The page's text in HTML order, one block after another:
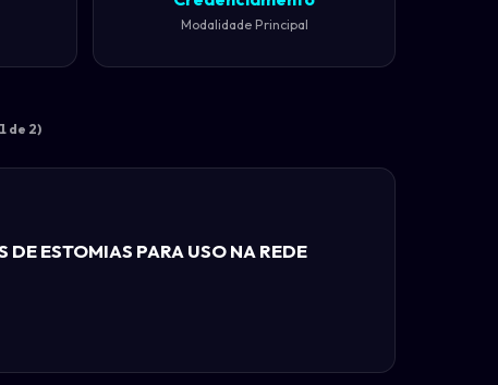
Modalidade Principal
de 2)
ESTOMIAS PARA USO NA REDE